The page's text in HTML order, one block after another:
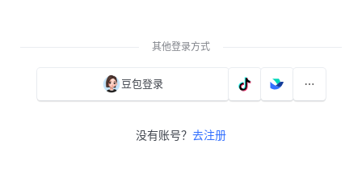
其他登录方式
豆包登录
没有账号？ 去注册